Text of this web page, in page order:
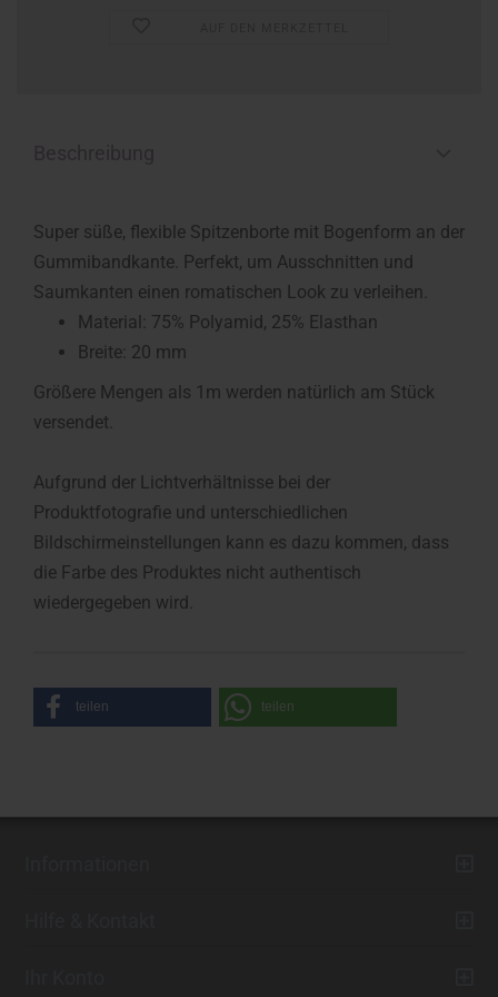
Super süße, flexible Spitzenborte mit Bogenform an der
Gummibandkante. Perfekt, um Ausschnitten und
Saumkanten einen romatischen Look zu verleihen.
Material: 75% Polyamid, 25% Elasthan
Breite: 20 mm
Größere Mengen als 1m werden natürlich am Stück
versendet.
Aufgrund der Lichtverhältnisse bei der
Produktfotografie und unterschiedlichen
Bildschirmeinstellungen kann es dazu kommen, dass
die Farbe des Produktes nicht authentisch
wiedergegeben wird.
teilen teilen